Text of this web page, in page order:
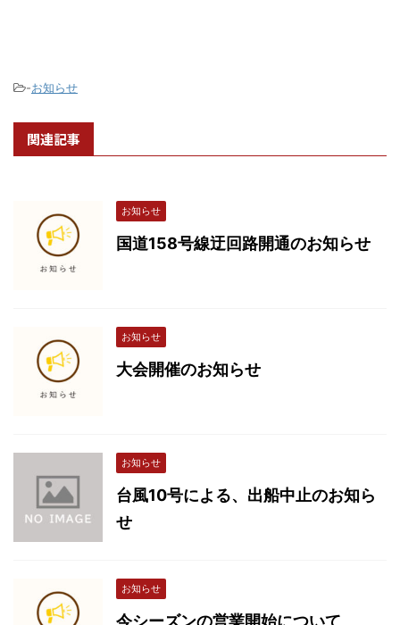
-お知らせ
関連記事
お知らせ
国道158号線迂回路開通のお知らせ
お知らせ
大会開催のお知らせ
お知らせ
台風10号による、出船中止のお知ら
せ
お知らせ
今シーズンの営業開始について